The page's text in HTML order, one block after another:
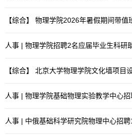
【综合】 物理学院2026年暑假期间带值
人事 | 物理学院​招聘2名应届毕业生科研
【综合】 北京大学物理学院文化墙项目设计与